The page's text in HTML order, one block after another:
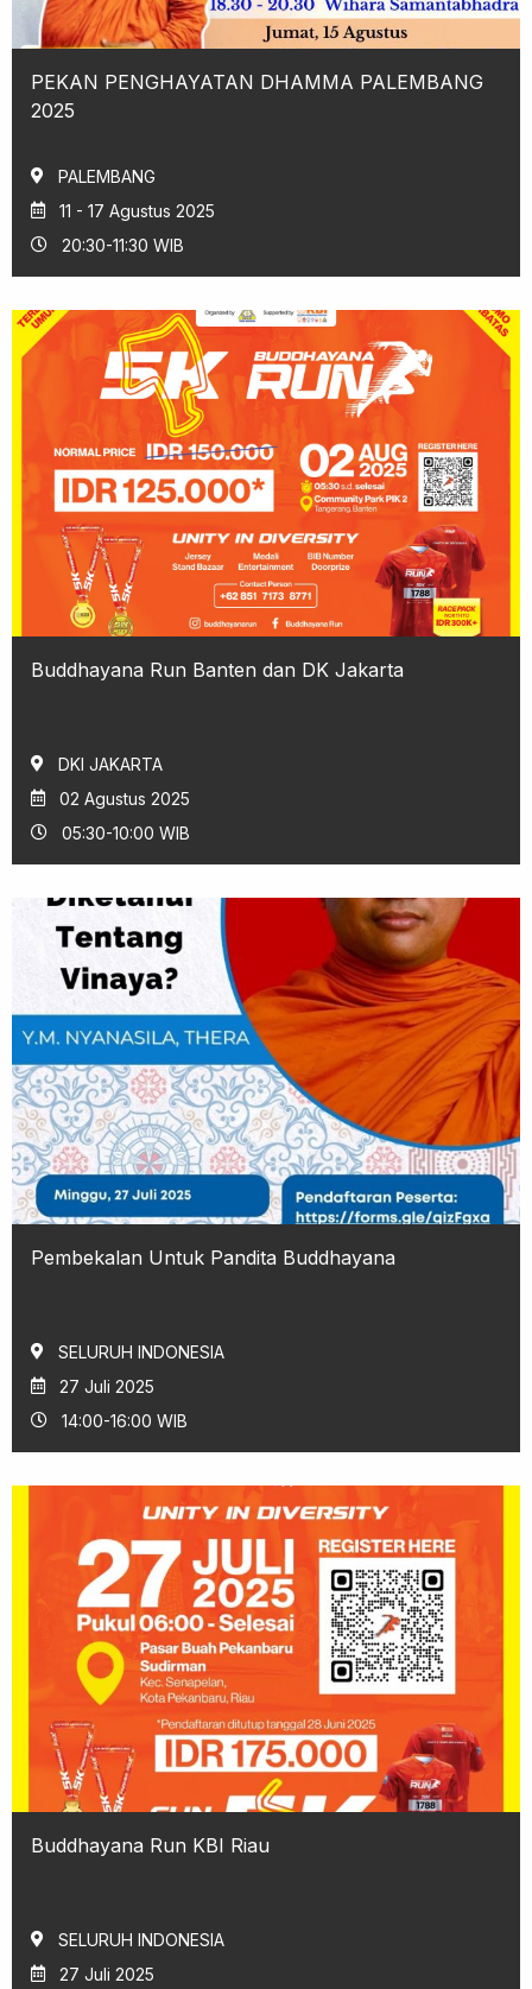
PEKAN PENGHAYATAN DHAMMA PALEMBANG
2025
PALEMBANG
11 - 17 Agustus 2025
20:30-11:30 WIB
Buddhayana Run Banten dan DK Jakarta
DKI JAKARTA
02 Agustus 2025
05:30-10:00 WIB
Pembekalan Untuk Pandita Buddhayana
SELURUH INDONESIA
27 Juli 2025
14:00-16:00 WIB
Buddhayana Run KBI Riau
SELURUH INDONESIA
27 Juli 2025